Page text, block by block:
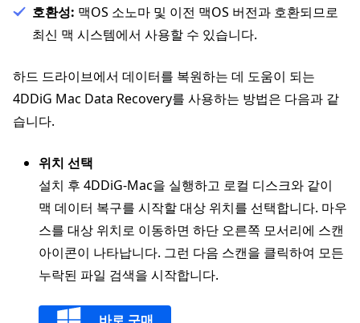
호환성: 맥OS 소노마 및 이전 맥OS 버전과 호환되므로
최신 맥 시스템에서 사용할 수 있습니다.
하드 드라이브에서 데이터를 복원하는 데 도움이 되는
4DDiG Mac Data Recovery를 사용하는 방법은 다음과 같
습니다.
위치 선택
설치 후 4DDiG-Mac을 실행하고 로컬 디스크와 같이
맥 데이터 복구를 시작할 대상 위치를 선택합니다. 마우
스를 대상 위치로 이동하면 하단 오른쪽 모서리에 스캔
아이콘이 나타납니다. 그런 다음 스캔을 클릭하여 모든
누락된 파일 검색을 시작합니다.